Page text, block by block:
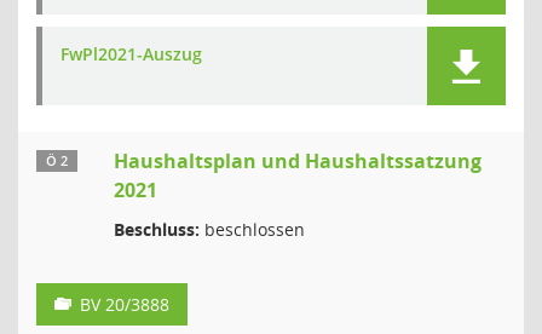
FwPl2021-Auszug
Ö 2
Haushaltsplan und Haushaltssatzung
2021
Beschluss: beschlossen
BV 20/3888